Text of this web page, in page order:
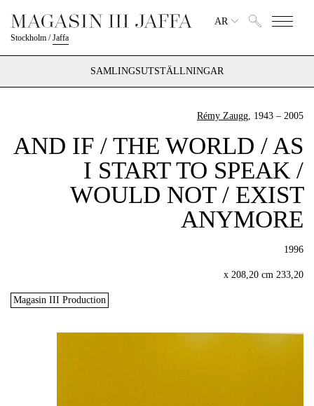
Stockholm /Jaffa
AR
SAMLINGSUTSTÄLLNINGAR
Rémy Zaugg, 1943 – 2005
AND IF / THE WORLD / AS
I START TO SPEAK /
WOULD NOT / EXIST
ANYMORE
1996
233,20 x 208,20 cm
Magasin III Production